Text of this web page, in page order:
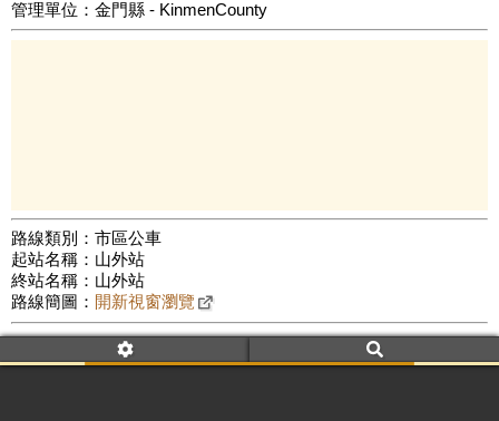
管理單位：金門縣 - KinmenCounty
路線類別：市區公車
起站名稱：山外站
終站名稱：山外站
路線簡圖： 開新視窗瀏覽
附屬名稱：台灣好行-E線-風獅爺主題(下午)路線
車頭描述：台灣好行
風獅爺主題(下午)路線
公車數量: 累計554、上線277